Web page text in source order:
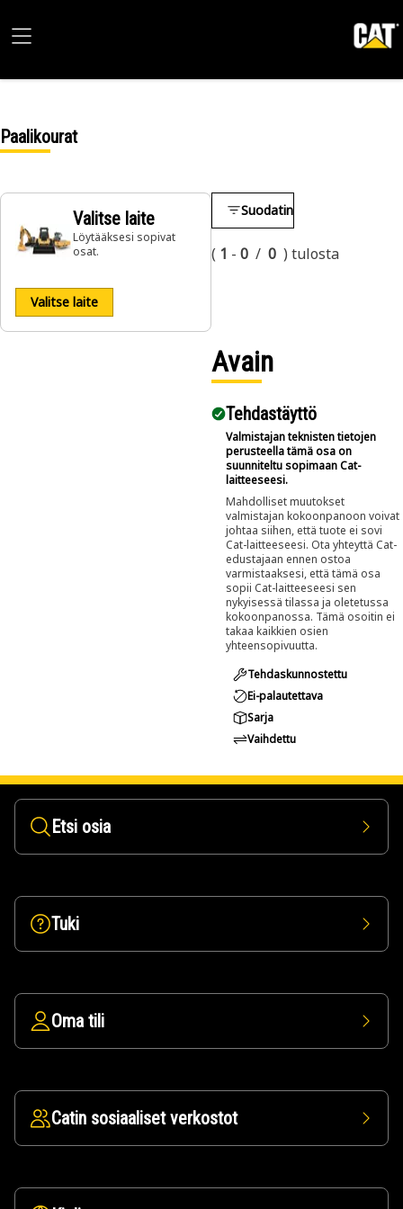
Paalikourat
Valitse laite
Löytääksesi sopivat
osat.
Valitse laite
Suodatin
( 1 - 0 / 0 ) tulosta
Avain
Tehdastäyttö
Valmistajan teknisten tietojen
perusteella tämä osa on
suunniteltu sopimaan Cat-
laitteeseesi.
Mahdolliset muutokset
valmistajan kokoonpanoon voivat
johtaa siihen, että tuote ei sovi
Cat-laitteeseesi. Ota yhteyttä Cat-
edustajaan ennen ostoa
varmistaaksesi, että tämä osa
sopii Cat-laitteeseesi sen
nykyisessä tilassa ja oletetussa
kokoonpanossa. Tämä osoitin ei
takaa kaikkien osien
yhteensopivuutta.
Tehdaskunnostettu
Ei-palautettava
Sarja
Vaihdettu
Etsi osia
Tuki
Oma tili
Catin sosiaaliset verkostot